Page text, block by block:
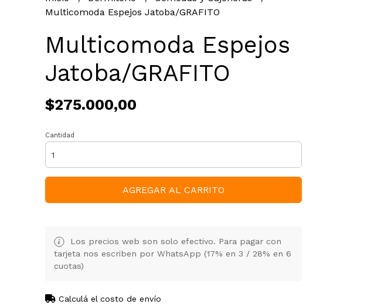
Multicomoda Espejos Jatoba/GRAFITO
Multicomoda Espejos
Jatoba/GRAFITO
$275.000,00
Cantidad
AGREGAR AL CARRITO
Los precios web son solo efectivo. Para pagar con
tarjeta nos escriben por WhatsApp (17% en 3 / 28% en 6
cuotas)
Calculá el costo de envío